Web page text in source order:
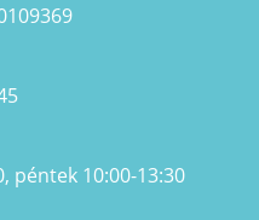
péntek 10:00-13:30